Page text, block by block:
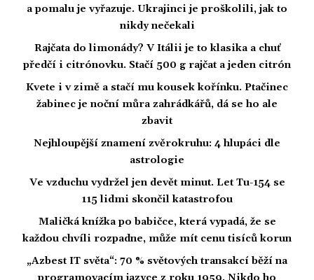
a pomalu je vyřazuje. Ukrajinci je proškolili, jak to
nikdy nečekali
Rajčata do limonády? V Itálii je to klasika a chuť
předčí i citrónovku. Stačí 500 g rajčat a jeden citrón
Kvete i v zimě a stačí mu kousek kořínku. Ptačinec
žabinec je noční můra zahrádkářů, dá se ho ale
zbavit
Nejhloupější znamení zvěrokruhu: 4 hlupáci dle
astrologie
Ve vzduchu vydržel jen devět minut. Let Tu-154 se
115 lidmi skončil katastrofou
Maličká knížka po babičce, která vypadá, že se
každou chvíli rozpadne, může mít cenu tisíců korun
„Azbest IT světa“: 70 % světových transakcí běží na